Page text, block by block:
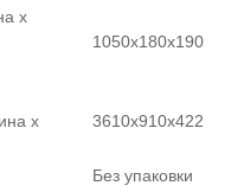
х
1050х180х190
х
3610х910х422
Без упаковки